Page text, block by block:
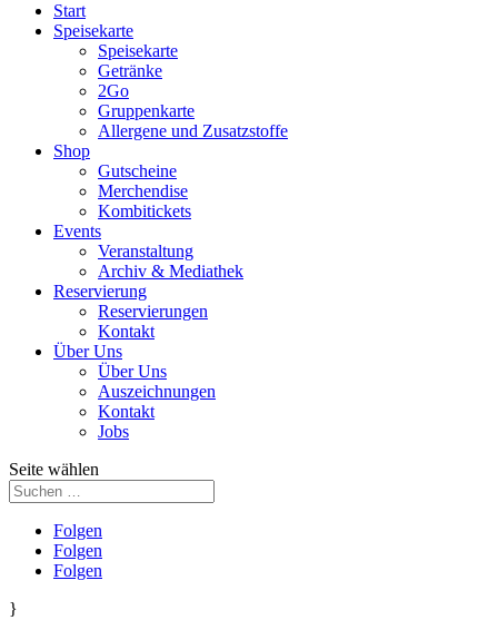
Start
Speisekarte
Speisekarte
Getränke
2Go
Gruppenkarte
Allergene und Zusatzstoffe
Shop
Gutscheine
Merchendise
Kombitickets
Events
Veranstaltung
Archiv & Mediathek
Reservierung
Reservierungen
Kontakt
Über Uns
Über Uns
Auszeichnungen
Kontakt
Jobs
Seite wählen
Folgen
Folgen
Folgen
}